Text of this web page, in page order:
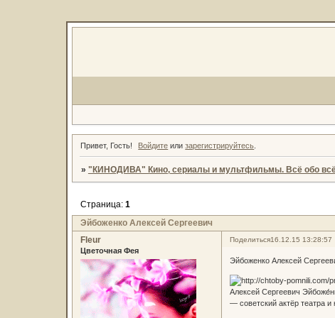
Привет, Гость! Войдите илизарегистрируйтесь
» "КИНОДИВА" Кино, сериалы и мультфильмы. Всё обо
Эйбоженко Алексей Сергеевич
Страница: 1
Поделиться16.12.15 13:28:57
Fleur
Цветочная Фея
Эйбоженко Алексей
Алексей Сергеевич
— советский актёр театра и